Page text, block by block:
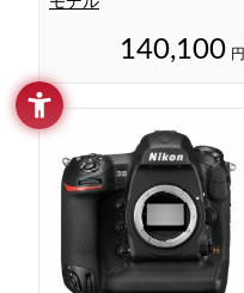
140,100 円